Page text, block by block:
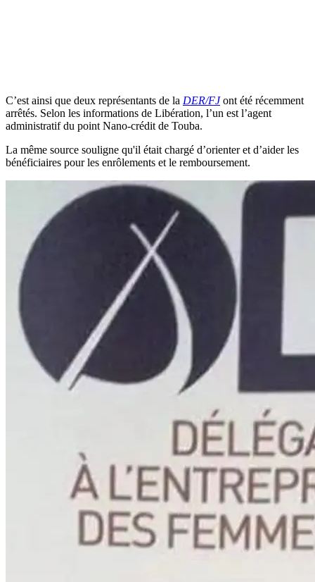
C’est ainsi que deux représentants de la DER/FJ ont été récemment
arrêtés. Selon les informations de Libération, l’un est l’agent
administratif du point Nano-crédit de Touba.
La même source souligne qu'il était chargé d’orienter et d’aider les
bénéficiaires pour les enrôlements et le remboursement.